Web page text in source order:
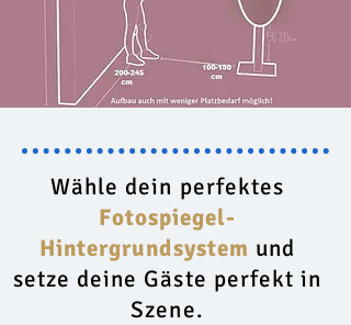
Wähle dein perfektes
Fotospiegel-
Hintergrundsystem und
setze deine Gäste perfekt in
Szene.